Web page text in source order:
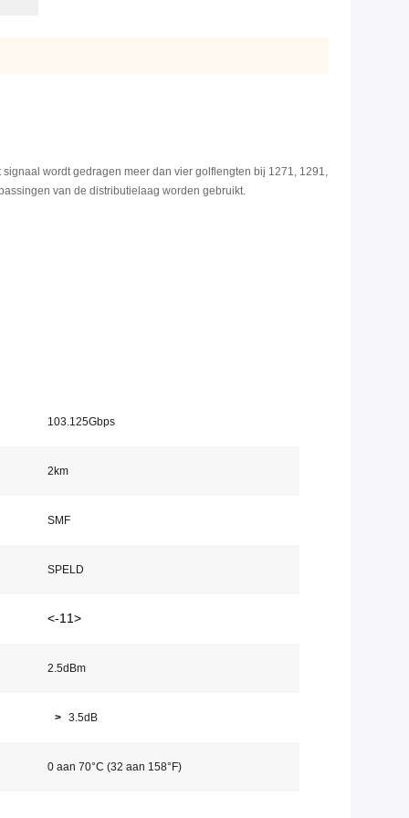
wordt gedragen meer dan vier golflengten bij 1271, 1291,
van de distributielaag worden gebruikt.
103.125Gbps
2km
SMF
SPELD
<-11>
2.5dBm
> 3.5dB
0 aan 70°C (32 aan 158°F)